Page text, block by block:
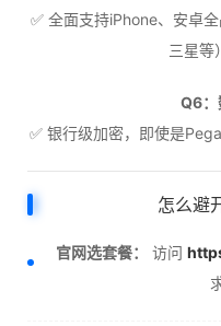
✅ 全面支持iPhone、安卓
三星等
Q6：
✅ 银行级加密，即使是
怎么避
官网选套餐： 访问